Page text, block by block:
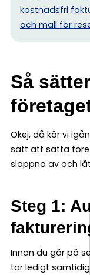
kostnadsfri
och mall för
Så
Okej, då kör vi
sätt att sätta
slappna av och
Steg 1:
Innan du går på
tar ledigt